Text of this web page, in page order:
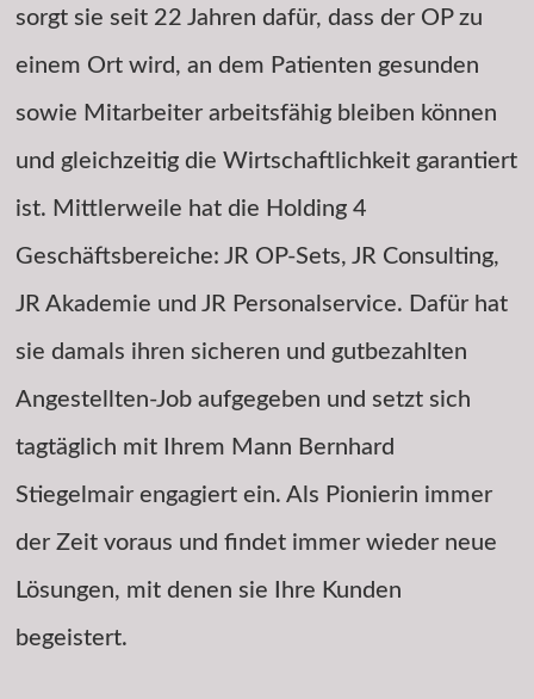
sorgt sie seit 22 Jahren dafür, dass der OP zu
einem Ort wird, an dem Patienten gesunden
sowie Mitarbeiter arbeitsfähig bleiben können
und gleichzeitig die Wirtschaftlichkeit garantiert
ist. Mittlerweile hat die Holding 4
Geschäftsbereiche: JR OP-Sets, JR Consulting,
JR Akademie und JR Personalservice. Dafür hat
sie damals ihren sicheren und gutbezahlten
Angestellten-Job aufgegeben und setzt sich
tagtäglich mit Ihrem Mann Bernhard
Stiegelmair engagiert ein. Als Pionierin immer
der Zeit voraus und findet immer wieder neue
Lösungen, mit denen sie Ihre Kunden
begeistert.